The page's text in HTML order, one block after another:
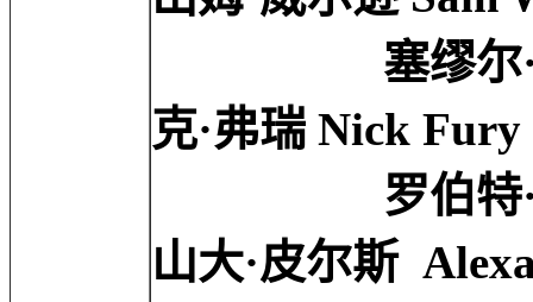
塞缪尔·杰克
克·弗瑞 Nick Fury
罗伯特·雷德
山大·皮尔斯